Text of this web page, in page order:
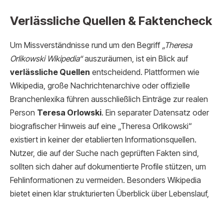
Verlässliche Quellen & Faktencheck
Um Missverständnisse rund um den Begriff „Theresa
Orlikowski Wikipedia“auszuräumen, ist ein Blick auf
verlässliche Quellen entscheidend. Plattformen wie
Wikipedia, große Nachrichtenarchive oder offizielle
Branchenlexika führen ausschließlich Einträge zur realen
Person Teresa Orlowski. Ein separater Datensatz oder
biografischer Hinweis auf eine „Theresa Orlikowski“
existiert in keiner der etablierten Informationsquellen.
Nutzer, die auf der Suche nach geprüften Fakten sind,
sollten sich daher auf dokumentierte Profile stützen, um
Fehlinformationen zu vermeiden. Besonders Wikipedia
bietet einen klar strukturierten Überblick über Lebenslauf,